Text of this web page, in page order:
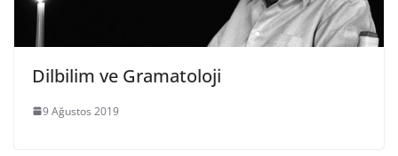
Dilbilim ve Gramatoloji
9 Ağustos 2019